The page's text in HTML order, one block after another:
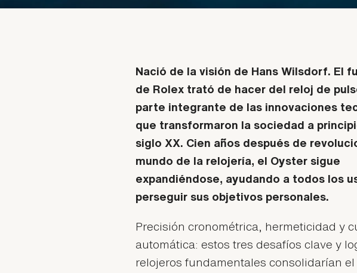
Nació de la visión de Hans Wilsdorf. El
de Rolex trató de hacer del reloj de
parte integrante de las innovaciones
que transformaron la sociedad a
siglo XX. Cien años después de
mundo de la relojería, el Oyster sigue
expandiéndose, ayudando a todos los
perseguir sus objetivos personales.
Precisión cronométrica, hermeticidad y
automática: estos tres desafíos clave y
relojeros fundamentales consolidarían el